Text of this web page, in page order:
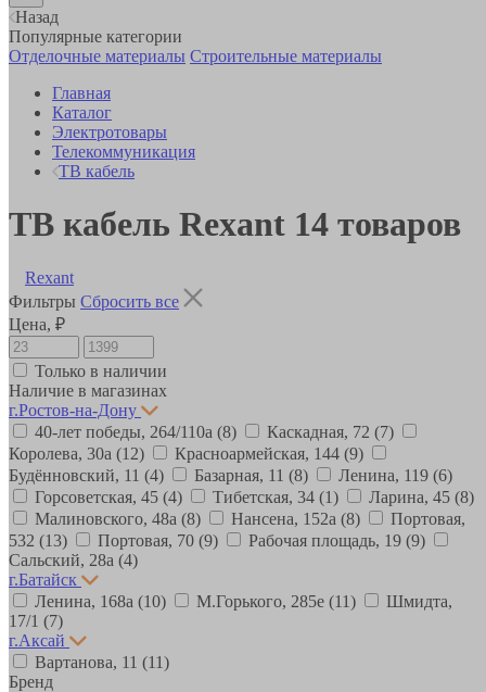
Назад
Популярные категории
Отделочные материалы Строительные материалы
Главная
Каталог
Электротовары
Телекоммуникация
ТВ кабель
ТВ кабель Rexant 14 товаров
Rexant
Фильтры Сбросить все
Цена, ₽
Только в наличии
Наличие в магазинах
г.Ростов-на-Дону
40-лет победы, 264/110а (8) Каскадная, 72 (7)
Королева, 30а (12) Красноармейская, 144 (9)
Будённовский, 11 (4) Базарная, 11 (8) Ленина, 119 (6)
Горсоветская, 45 (4) Тибетская, 34 (1) Ларина, 45 (8)
Малиновского, 48а (8) Нансена, 152а (8)
Портовая,
532 (13) Портовая, 70 (9) Рабочая площадь, 19 (9)
Сальский, 28a (4)
г.Батайск
Ленина, 168а (10) М.Горького, 285е (11)
Шмидта,
17/1 (7)
г.Аксай
Вартанова, 11 (11)
Бренд